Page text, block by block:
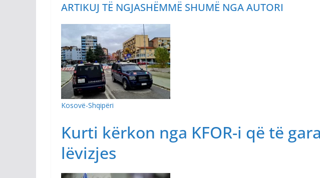
ARTIKUJ TË NGJASHËMMË SHUMË NGA AUTORI
Kosovë-Shqipëri
Kurti kërkon nga KFOR-i që të
lëvizjes